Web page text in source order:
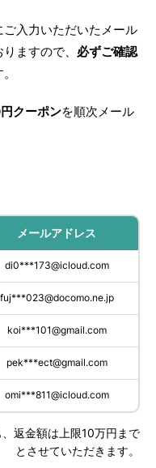
入力いただいたメール
ますので、 必ずご確認
クーポンを順次メール
メールアドレス
di0***173@icloud.com
fuj***023@docomo.ne.jp
koi***101@gmail.com
pek***ect@gmail.com
omi***811@icloud.com
返金額は上限10万円まで
とさせていただきます。